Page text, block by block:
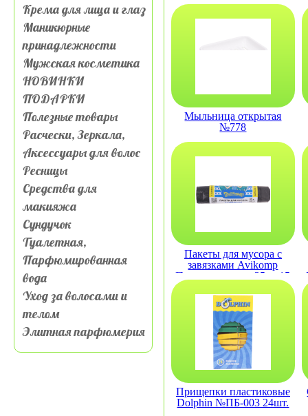
Крема для лица и глаз
Маникюрные
принадлежности
Мужская косметика
НОВИНКИ
ПОДАРКИ
Полезные товары
Расчески, Зеркала,
Аксессуары для волос
Ресницы
Средства для
макияжа
Сундучок
Туалетная,
Парфюмированная
вода
Уход за волосами и
телом
Элитная парфюмерия
Мыльница открытая
№778
Пакеты для мусора с
завязками Avikomp
Простоквашино 35 л, 15
Прищепки пластиковые
Dolphin №ПБ-003 24шт.